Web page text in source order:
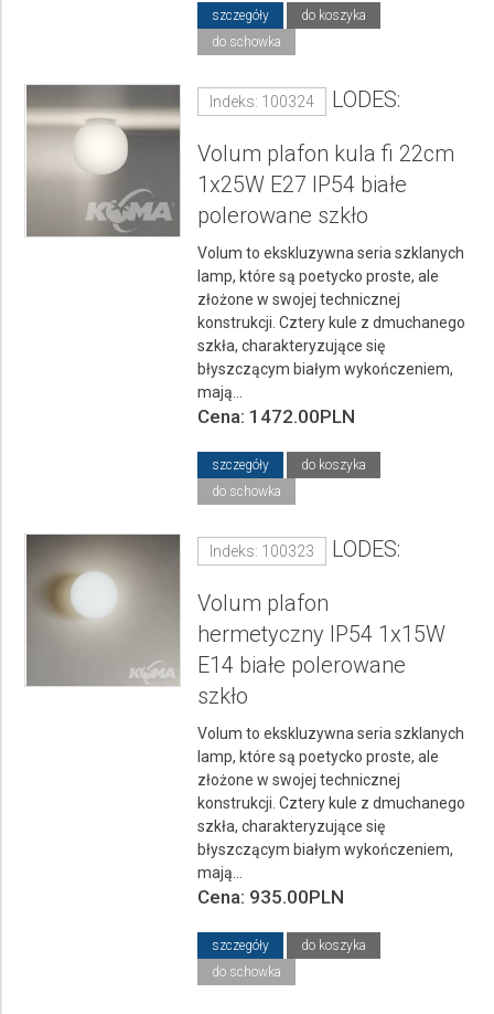
szczegóły
do koszyka
do schowka
Indeks: 100324 LODES:
Volum plafon kula fi 22cm
1x25W E27 IP54 białe
polerowane szkło
Volum to ekskluzywna seria szklanych
lamp, które są poetycko proste, ale
złożone w swojej technicznej
konstrukcji. Cztery kule z dmuchanego
szkła, charakteryzujące się
błyszczącym białym wykończeniem,
mają...
Cena: 1472.00PLN
szczegóły
do koszyka
do schowka
Indeks: 100323 LODES:
Volum plafon
hermetyczny IP54 1x15W
E14 białe polerowane
szkło
Volum to ekskluzywna seria szklanych
lamp, które są poetycko proste, ale
złożone w swojej technicznej
konstrukcji. Cztery kule z dmuchanego
szkła, charakteryzujące się
błyszczącym białym wykończeniem,
mają...
Cena: 935.00PLN
szczegóły
do koszyka
do schowka